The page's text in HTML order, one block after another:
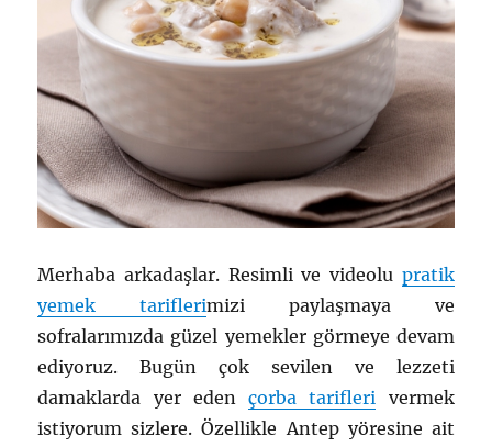
Merhaba arkadaşlar. Resimli ve videolu pratik
yemek tariflerimizi paylaşmaya ve
sofralarımızda güzel yemekler görmeye devam
ediyoruz. Bugün çok sevilen ve lezzeti
damaklarda yer edençorba tarifleri vermek
istiyorum sizlere. Özellikle Antep yöresine ait